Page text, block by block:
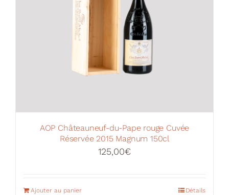
AOP Châteauneuf-du-Pape rouge Cuvée
Réservée 2015 Magnum 150cl
125,00€
Ajouter au panier Détails